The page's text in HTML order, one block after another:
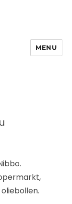
MENU